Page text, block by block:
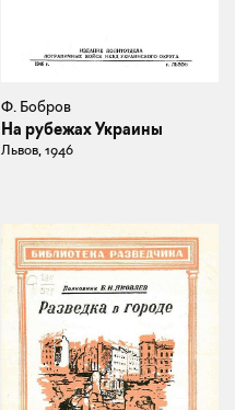
Ф. Бобров
На рубежах Украины
Львов, 1946